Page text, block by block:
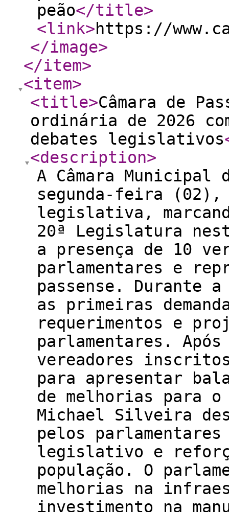
peão</title>
<link>https://
</image>
</item>
<item>
<title>Câmara de
ordinária de 2026
debates legislativos
<description>
A Câmara
segunda-feira (02),
legislativa,
20ª Legislatura
a presença de 10
parlamentares e
passense. Durante
as primeiras
requerimentos e
parlamentares.
vereadores
para apresentar
de melhorias para
Michael Silveira
pelos
legislativo e
população. O
melhorias na
investimento na